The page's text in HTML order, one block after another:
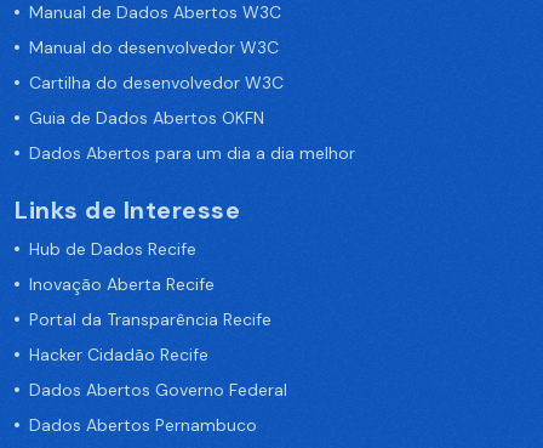
Manual de Dados Abertos W3C
Manual do desenvolvedor W3C
Cartilha do desenvolvedor W3C
Guia de Dados Abertos OKFN
Dados Abertos para um dia a dia melhor
Links de Interesse
Hub de Dados Recife
Inovação Aberta Recife
Portal da Transparência Recife
Hacker Cidadão Recife
Dados Abertos Governo Federal
Dados Abertos Pernambuco